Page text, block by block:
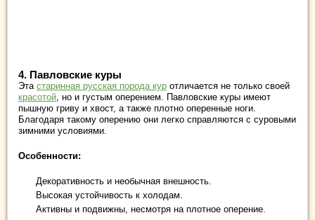
4. Павловские куры
Эта старинная русская порода кур отличается не только своей
красотой , но и густым оперением. Павловские куры имеют
пышную гриву и хвост, а также плотно оперенные ноги.
Благодаря такому оперению они легко справляются с суровыми
зимними условиями.
Особенности:
Декоративность и необычная внешность.
Высокая устойчивость к холодам.
Активны и подвижны, несмотря на плотное оперение.